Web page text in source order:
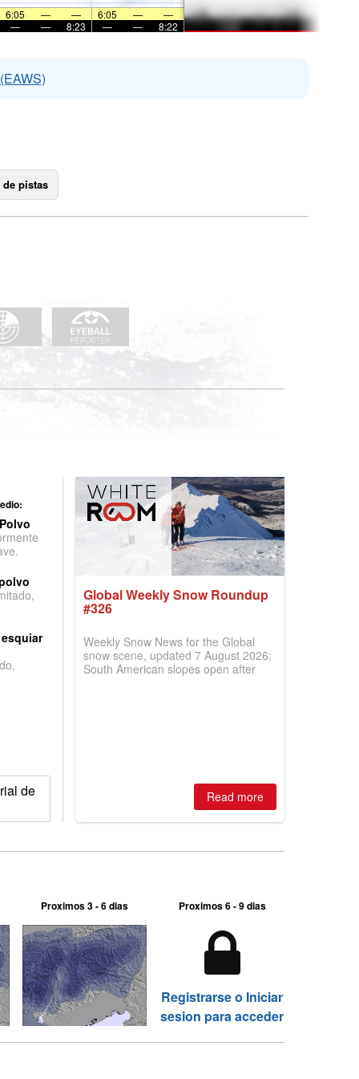
6:05 — — 6:05 —
—
— — 8:23 — — 8:22
de pistas
de
Global Weekly Snow Roundup
#326
Weekly Snow News for the Global
snow scene, updated 7 August 2026:
South American slopes open after
Read more
Proximos 3 - 6 dias Proximos 6 - 9 dias
Registrarse o Iniciar
sesion para acceder